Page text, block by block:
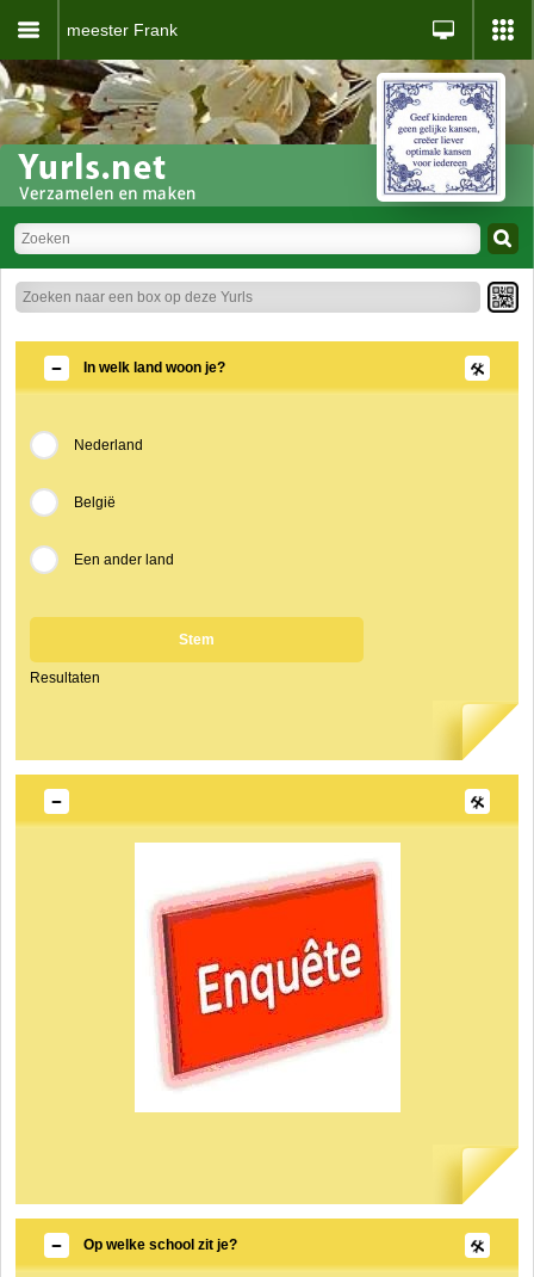
meester Frank
In welk land woon je?
Nederland
België
Een ander land
Stem
Resultaten
Op welke school zit je?